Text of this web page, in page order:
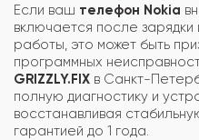
Если ваш телефон Nokia
включается после
работы, это может быть
программных
GRIZZLY.FIX в Санкт-
полную диагностику и
восстанавливая
гарантией до 1 года.